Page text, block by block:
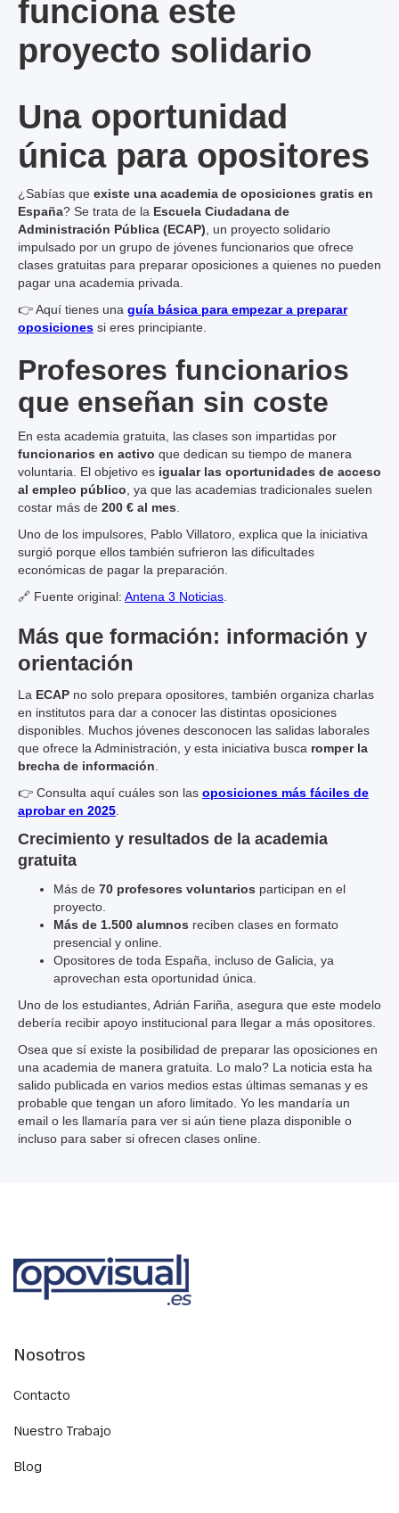
funciona este
proyecto solidario
Una oportunidad
única para opositores
¿Sabías que existe una academia de oposiciones gratis en
España? Se trata de la Escuela Ciudadana de
Administración Pública (ECAP) , un proyecto solidario
impulsado por un grupo de jóvenes funcionarios que ofrece
clases gratuitas para preparar oposiciones a quienes no pueden
pagar una academia privada.
👉 Aquí tienes una guía básica para empezar a preparar
oposiciones si eres principiante.
Profesores funcionarios
que enseñan sin coste
En esta academia gratuita, las clases son impartidas por
funcionarios en activo que dedican su tiempo de manera
voluntaria. El objetivo es igualar las oportunidades de acceso
al empleo público , ya que las academias tradicionales suelen
costar más de 200 € al mes
Uno de los impulsores, Pablo Villatoro, explica que la iniciativa
surgió porque ellos también sufrieron las dificultades
económicas de pagar la preparación.
🔗 Fuente original: Antena 3 Noticias
Más que formación: información y
orientación
La ECAP no solo prepara opositores, también organiza charlas
en institutos para dar a conocer las distintas oposiciones
disponibles. Muchos jóvenes desconocen las salidas laborales
que ofrece la Administración, y esta iniciativa busca romper la
brecha de información
👉 Consulta aquí cuáles son las oposiciones más fáciles de
aprobar en 2025
Crecimiento y resultados de la academia
gratuita
Más de 70 profesores voluntarios participan en el
proyecto.
Más de 1.500 alumnos reciben clases en formato
presencial y online.
Opositores de toda España, incluso de Galicia, ya
aprovechan esta oportunidad única.
Uno de los estudiantes, Adrián Fariña, asegura que este modelo
debería recibir apoyo institucional para llegar a más opositores.
Osea que sí existe la posibilidad de preparar las oposiciones en
una academia de manera gratuita. Lo malo? La noticia esta ha
salido publicada en varios medios estas últimas semanas y es
probable que tengan un aforo limitado. Yo les mandaría un
email o les llamaría para ver si aún tiene plaza disponible o
incluso para saber si ofrecen clases online.
Nosotros
Contacto
Nuestro Trabajo
Blog